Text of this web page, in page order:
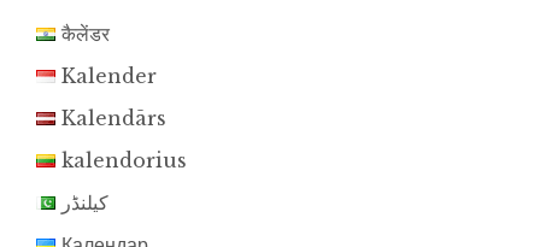
कैलेंडर
Kalender
Kalendārs
kalendorius
کیلنڈر